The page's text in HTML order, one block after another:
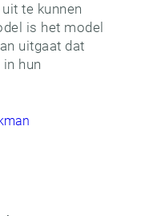
te kunnen
is het model
uitgaat dat
hun